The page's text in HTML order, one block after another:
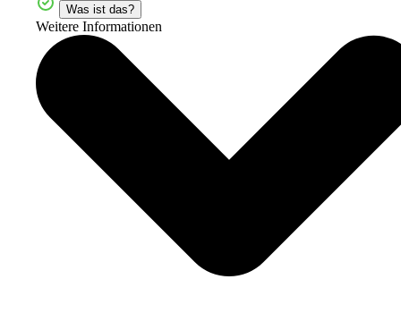
Was ist das?
Weitere Informationen